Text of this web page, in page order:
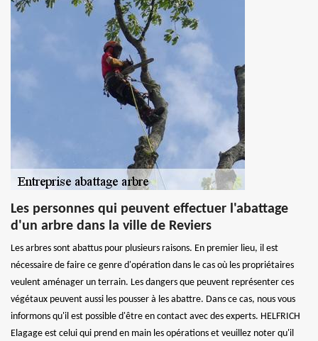
Les personnes qui peuvent effectuer l'abattage
d'un arbre dans la ville de Reviers
Les arbres sont abattus pour plusieurs raisons. En premier lieu, il est
nécessaire de faire ce genre d'opération dans le cas où les propriétaires
veulent aménager un terrain. Les dangers que peuvent représenter ces
végétaux peuvent aussi les pousser à les abattre. Dans ce cas, nous vous
informons qu'il est possible d'être en contact avec des experts. HELFRICH
Elagage est celui qui prend en main les opérations et veuillez noter qu'il